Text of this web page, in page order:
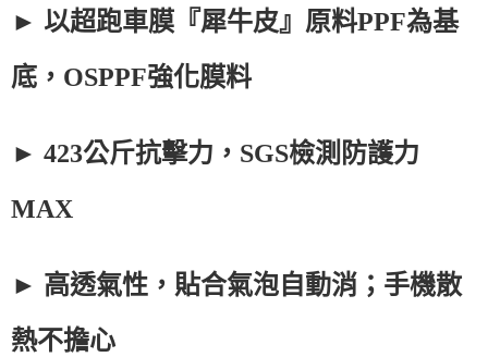
► 以超跑車膜『犀牛皮』原料PPF為基
底，OSPPF強化膜料
► 423公斤抗擊力，SGS檢測防護力
MAX
► 高透氣性，貼合氣泡自動消；手機散
熱不擔心